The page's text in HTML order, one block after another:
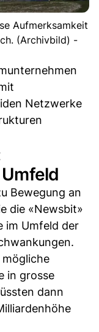
Aufmerksamkeit
(Archivbild) -
Netzwerke
Bewegung an
die «Newsbit»
im Umfeld der
in grosse
dann